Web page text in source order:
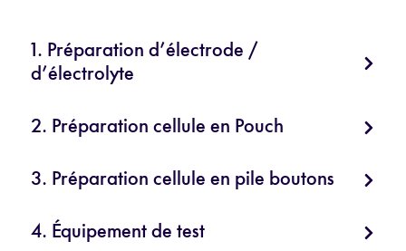
1. Préparation d’électrode /
d’électrolyte
2. Préparation cellule en Pouch
3. Préparation cellule en pile boutons
4. Équipement de test